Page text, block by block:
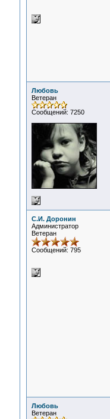
Любовь
Ветеран
Сообщений: 7250
С.И. Доронин
Администратор
Ветеран
Сообщений: 795
Любовь
Ветеран